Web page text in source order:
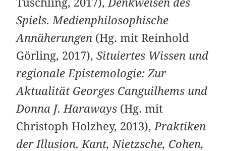
Spiels. Medienphilosophische
Annäherungen (Hg. mit Reinhold
Görling, 2017),Situiertes Wissen und
regionale Epistemologie: Zur
Aktualität Georges Canguilhems und
Donna J. Haraways (Hg. mit
Christoph Holzhey, 2013), Praktiken
der Illusion. Kant, Nietzsche, Cohen,